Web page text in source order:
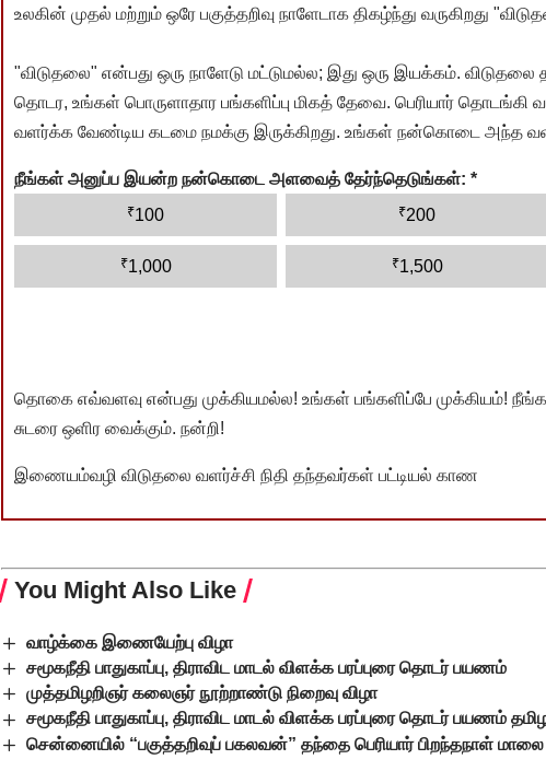
உலகின் முதல் மற்றும் ஒரே பகுத்தறிவு நாளேடாக திகழ்ந்து வருகிறது
"விடுதலை" என்பது ஒரு நாளேடு மட்டுமல்ல; இது ஒரு இயக்கம்.
தொடர, உங்கள் பொருளாதார பங்களிப்பு மிகத் தேவை. பெரியார் தொடங்கி
வளர்க்க வேண்டிய கடமை நமக்கு இருக்கிறது. உங்கள் நன்கொடை அந்த
நீங்கள் அனுப்ப இயன்ற நன்கொடை அளவைத் தேர்ந்தெடுங்கள்: *
₹100 ₹200
₹1,000 ₹1,500
தொகை எவ்வளவு என்பது முக்கியமல்ல! உங்கள் பங்களிப்பே முக்கியம்!
சுடரை ஒளிர வைக்கும். நன்றி!
இணையம்வழி விடுதலை வளர்ச்சி நிதி தந்தவர்கள் பட்டியல் காண
You Might Also Like
வாழ்க்கை இணையேற்பு விழா
சமூகநீதி பாதுகாப்பு, திராவிட மாடல் விளக்க பரப்புரை தொடர் பயணம்
முத்தமிழறிஞர் கலைஞர் நூற்றாண்டு நிறைவு விழா
சமூகநீதி பாதுகாப்பு, திராவிட மாடல் விளக்க பரப்புரை தொடர் பயணம்
சென்னையில் “பகுத்தறிவுப் பகலவன்” தந்தை பெரியார் பிறந்தநாள் மாலை